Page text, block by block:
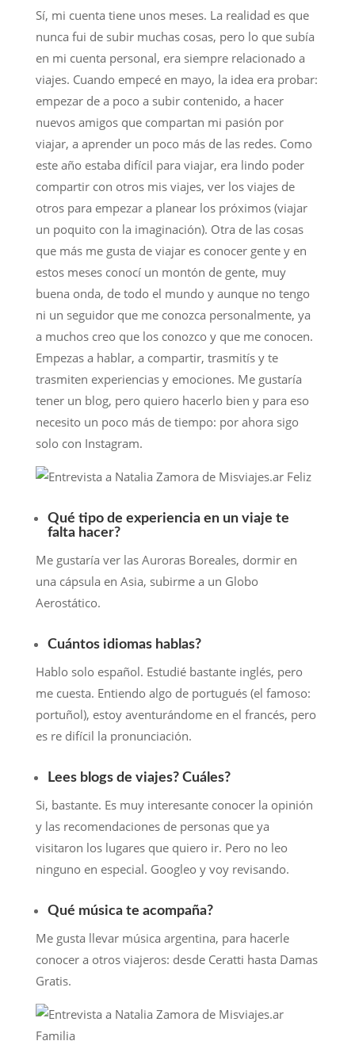
Sí, mi cuenta tiene unos meses. La realidad es que
nunca fui de subir muchas cosas, pero lo que subía
en mi cuenta personal, era siempre relacionado a
viajes. Cuando empecé en mayo, la idea era probar:
empezar de a poco a subir contenido, a hacer
nuevos amigos que compartan mi pasión por
viajar, a aprender un poco más de las redes. Como
este año estaba difícil para viajar, era lindo poder
compartir con otros mis viajes, ver los viajes de
otros para empezar a planear los próximos (viajar
un poquito con la imaginación). Otra de las cosas
que más me gusta de viajar es conocer gente y en
estos meses conocí un montón de gente, muy
buena onda, de todo el mundo y aunque no tengo
ni un seguidor que me conozca personalmente, ya
a muchos creo que los conozco y que me conocen.
Empezas a hablar, a compartir, trasmitís y te
trasmiten experiencias y emociones. Me gustaría
tener un blog, pero quiero hacerlo bien y para eso
necesito un poco más de tiempo: por ahora sigo
solo con Instagram.
Qué tipo de experiencia en un viaje te
falta hacer?
Me gustaría ver las Auroras Boreales, dormir en
una cápsula en Asia, subirme a un Globo
Aerostático.
Cuántos idiomas hablas?
Hablo solo español. Estudié bastante inglés, pero
me cuesta. Entiendo algo de portugués (el famoso:
portuñol), estoy aventurándome en el francés, pero
es re difícil la pronunciación.
Lees blogs de viajes? Cuáles?
Si, bastante. Es muy interesante conocer la opinión
y las recomendaciones de personas que ya
visitaron los lugares que quiero ir. Pero no leo
ninguno en especial. Googleo y voy revisando.
Qué música te acompaña?
Me gusta llevar música argentina, para hacerle
conocer a otros viajeros: desde Ceratti hasta Damas
Gratis.